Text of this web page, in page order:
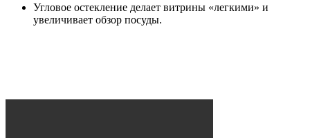
Угловое остекление делает витрины «легкими» и
увеличивает обзор посуды.